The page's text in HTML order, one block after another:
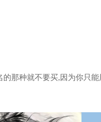
那种就不要买,因为你只